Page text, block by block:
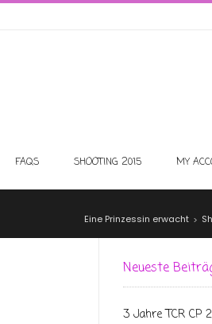
FAQS SHOOTING 2015 MY
Eine Prinzessin erwacht >
Neueste
3 Jahre TCR CP